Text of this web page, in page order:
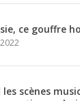
ce gouffre
les scènes